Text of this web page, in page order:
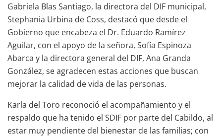
Gabriela Blas Santiago, la directora del DIF municipal,
Stephania Urbina de Coss, destacó que desde el
Gobierno que encabeza el Dr. Eduardo Ramírez
Aguilar, con el apoyo de la señora, Sofía Espinoza
Abarca y la directora general del DIF, Ana Granda
González, se agradecen estas acciones que buscan
mejorar la calidad de vida de las personas.
Karla del Toro reconoció el acompañamiento y el
respaldo que ha tenido el SDIF por parte del Cabildo, al
estar muy pendiente del bienestar de las familias; con